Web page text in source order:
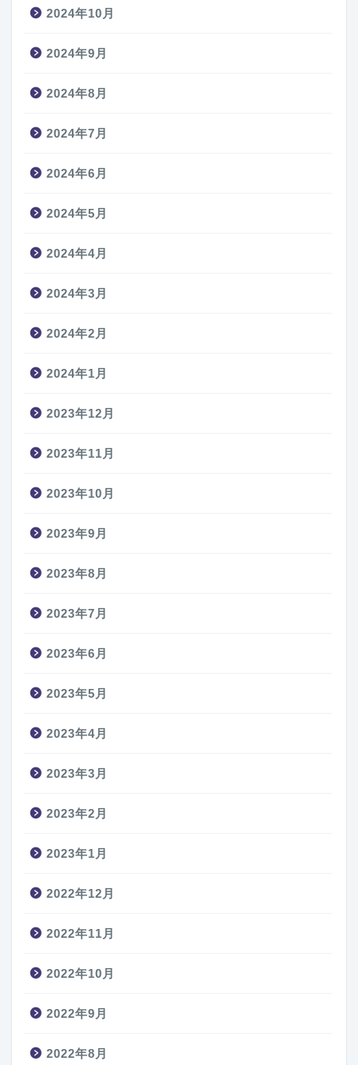
2024年10月
2024年9月
2024年8月
2024年7月
2024年6月
2024年5月
2024年4月
2024年3月
2024年2月
2024年1月
2023年12月
2023年11月
2023年10月
2023年9月
2023年8月
2023年7月
2023年6月
2023年5月
2023年4月
2023年3月
2023年2月
2023年1月
2022年12月
2022年11月
2022年10月
2022年9月
2022年8月